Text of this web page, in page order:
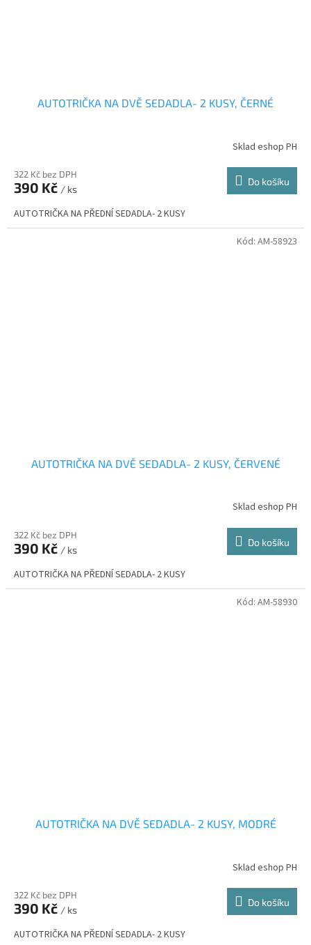
AUTOTRIČKA NA DVĚ SEDADLA- 2 KUSY, ČERNÉ
Sklad eshop PH
322 Kč bez DPH
390 Kč / ks
Do košíku
AUTOTRIČKA NA PŘEDNÍ SEDADLA- 2 KUSY
AUTOTRIČKA NA DVĚ SEDADLA- 2 KUSY, ČERVENÉ
Sklad eshop PH
322 Kč bez DPH
390 Kč / ks
Do košíku
AUTOTRIČKA NA PŘEDNÍ SEDADLA- 2 KUSY
Kód: AM-58923
AUTOTRIČKA NA DVĚ SEDADLA- 2 KUSY, MODRÉ
Sklad eshop PH
322 Kč bez DPH
390 Kč / ks
Do košíku
AUTOTRIČKA NA PŘEDNÍ SEDADLA- 2 KUSY
Kód: AM-58930